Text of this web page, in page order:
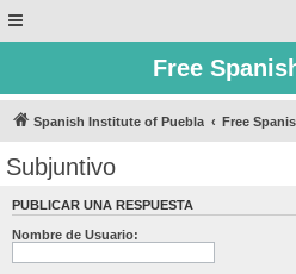
Free
Spanish Institute of Puebla Free
Subjuntivo
PUBLICAR UNA RESPUESTA
Nombre de Usuario: